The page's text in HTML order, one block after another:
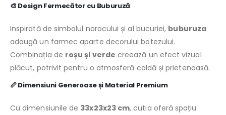
🎨 Design Fermecător cu Buburuză
Inspirată de simbolul norocului și al bucuriei, buburuza
adaugă un farmec aparte decorului botezului.
Combinația de roșu și verde creează un efect vizual
plăcut, potrivit pentru o atmosferă caldă și prietenoasă.
📏Dimensiuni Generoase și Material Premium
Cu dimensiunile de 33x23x23 cm, cutia oferă spațiu